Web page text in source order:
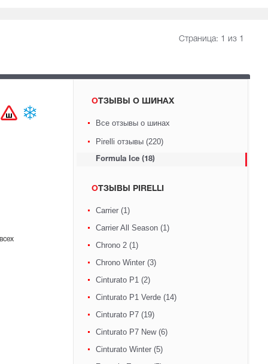
Страница: 1 из 1
ОТЗЫВЫ О ШИНАХ
Все отзывы о шинах
Pirelli отзывы (220)
Formula Ice (18)
ОТЗЫВЫ PIRELLI
Carrier (1)
Carrier All Season (1)
Chrono 2 (1)
Chrono Winter (3)
Cinturato P1 (2)
Cinturato P1 Verde (14)
Cinturato P7 (19)
Cinturato P7 New (6)
Cinturato Winter (5)